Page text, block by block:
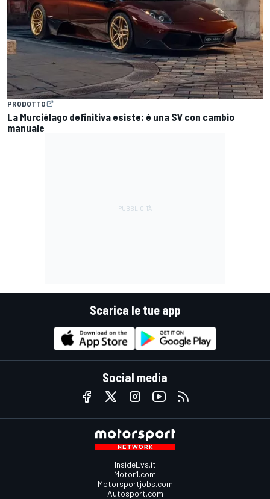
PRODOTTO
La Murciélago definitiva esiste: è una SV con cambio
manuale
Scarica le tue app
Social media
InsideEvs.it
Motor1.com
Motorsportjobs.com
Autosport.com